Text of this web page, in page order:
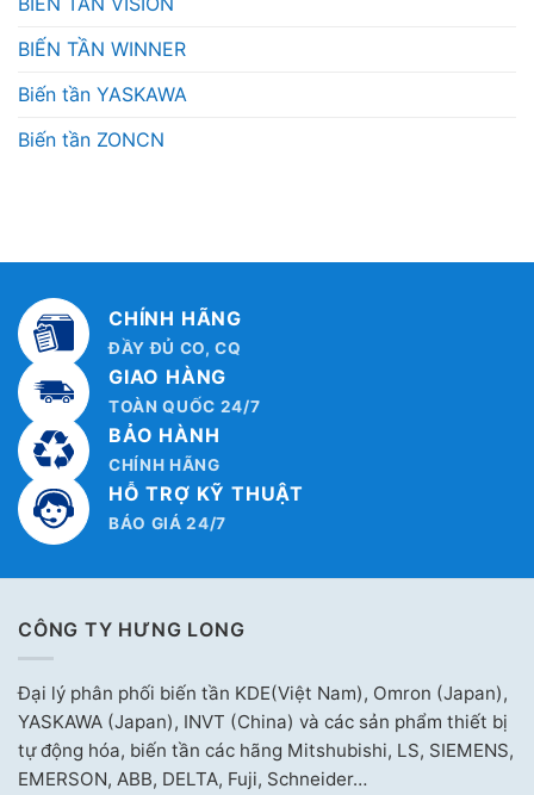
BIẾN TẦN WINNER
Biến tần YASKAWA
Biến tần ZONCN
CHÍNH HÃNG
ĐẦY ĐỦ CO, CQ
GIAO HÀNG
TOÀN QUỐC 24/7
BẢO HÀNH
CHÍNH HÃNG
HỖ TRỢ KỸ THUẬT
BÁO GIÁ 24/7
CÔNG TY HƯNG LONG
Đại lý phân phối biến tần KDE(Việt Nam), Omron (Japan),
YASKAWA (Japan), INVT (China) và các sản phẩm thiết bị
tự động hóa, biến tần các hãng Mitshubishi, LS, SIEMENS,
EMERSON, ABB, DELTA, Fuji, Schneider…